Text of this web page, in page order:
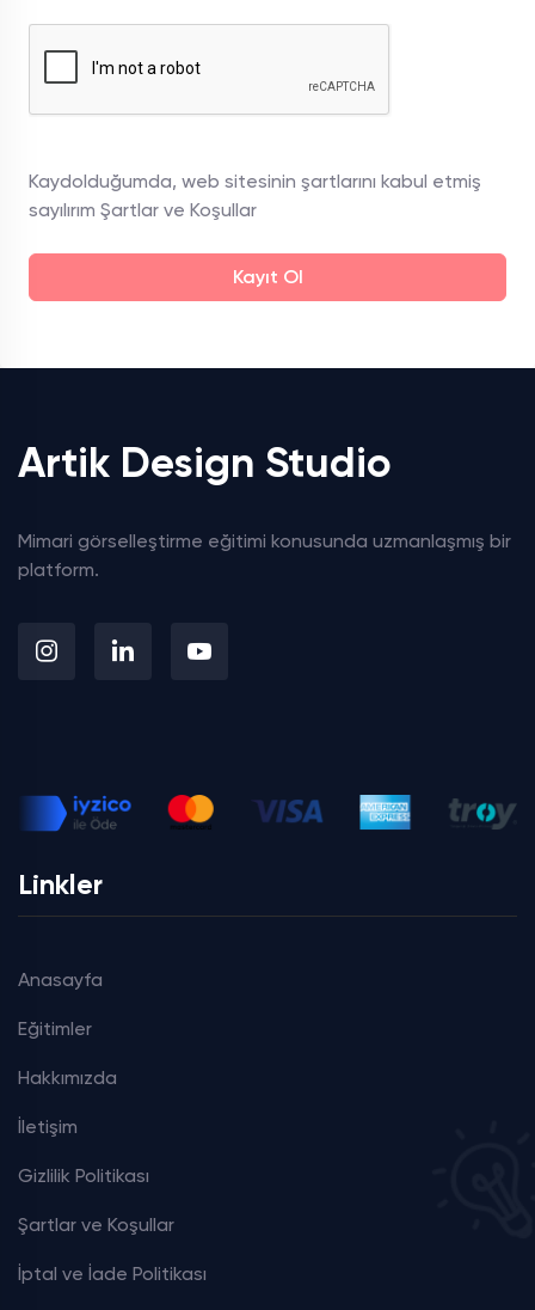
Kaydolduğumda, web sitesinin şartlarını kabul etmiş
sayılırım Şartlar ve Koşullar
Kayıt Ol
Artik Design Studio
Mimari görselleştirme eğitimi konusunda uzmanlaşmış bir
platform.
Linkler
Anasayfa
Eğitimler
Hakkımızda
İletişim
Gizlilik Politikası
Şartlar ve Koşullar
İptal ve İade Politikası